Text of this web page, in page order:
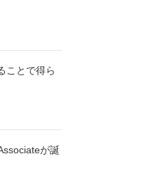
ことで得ら
が誕